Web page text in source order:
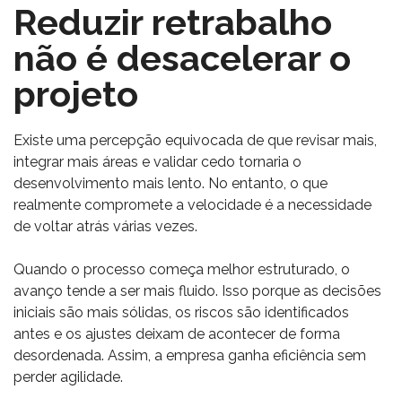
Reduzir retrabalho
não é desacelerar o
projeto
Existe uma percepção equivocada de que revisar mais,
integrar mais áreas e validar cedo tornaria o
desenvolvimento mais lento. No entanto, o que
realmente compromete a velocidade é a necessidade
de voltar atrás várias vezes.
Quando o processo começa melhor estruturado, o
avanço tende a ser mais fluido. Isso porque as decisões
iniciais são mais sólidas, os riscos são identificados
antes e os ajustes deixam de acontecer de forma
desordenada. Assim, a empresa ganha eficiência sem
perder agilidade.